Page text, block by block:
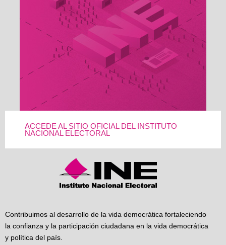
ACCEDE AL SITIO OFICIAL DEL INSTITUTO
NACIONAL ELECTORAL
Contribuimos al desarrollo de la vida democrática fortaleciendo
la confianza y la participación ciudadana en la vida democrática
y política del país.